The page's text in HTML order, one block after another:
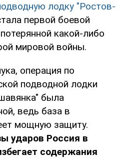
лодку "Ростов-
первой боевой
какой-либо
мировой войны.
операция по
подводной лодки
была
ведь база в
мощную защиту.
ударов Россия в
содержания